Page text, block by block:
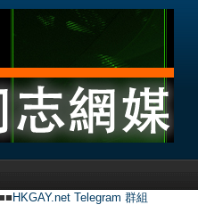
HKGAY.net Telegram 群組